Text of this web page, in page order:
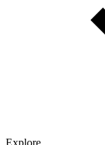
Explore